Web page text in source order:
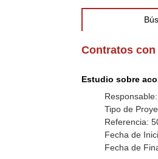
Contratos
Estudio sobre
Responsable:
Tipo de
Referencia:
Fecha de
Fecha de